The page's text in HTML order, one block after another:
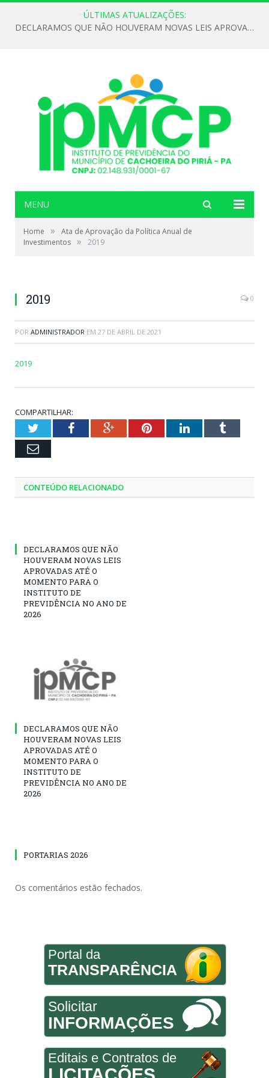
ÚLTIMAS ATUALIZAÇÕES:
DECLARAMOS QUE NÃO HOUVERAM NOVAS LEIS APROVADAS ATÉ O MOMENTO PARA O INSTITUTO DE PREVIDÊNCIA NO ANO DE 2026
MENU
Home »
Ata de Aprovação da Política Anual de
Investimentos » 2019
2019 0
POR ADMINISTRADOR EM 27 DE ABRIL DE 2021
2019
COMPARTILHAR:
TwitterFacebookGoogle+PinterestLinkedInTumblr
Email
CONTEÚDO RELACIONADO
DECLARAMOS QUE NÃO
HOUVERAM NOVAS LEIS
APROVADAS ATÉ O
MOMENTO PARA O
INSTITUTO DE
PREVIDÊNCIA NO ANO DE
2026
DECLARAMOS QUE NÃO
HOUVERAM NOVAS LEIS
APROVADAS ATÉ O
MOMENTO PARA O
INSTITUTO DE
PREVIDÊNCIA NO ANO DE
2026
PORTARIAS 2026
Os comentários estão fechados.
Portal da
TRANSPARÊNCIA
Solicitar
INFORMAÇÕES
Editais e Contratos de